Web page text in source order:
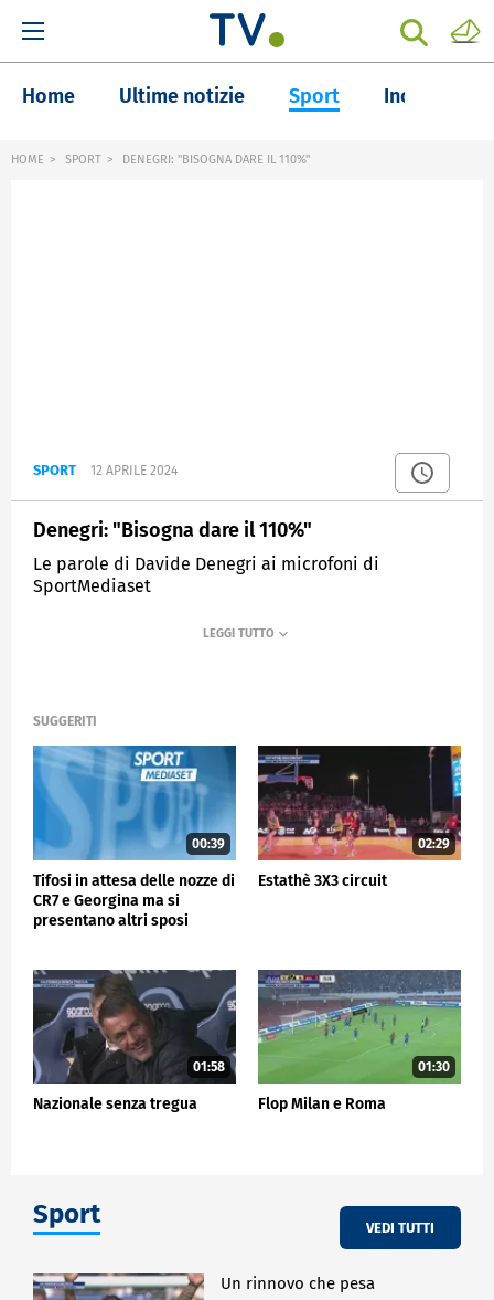
Home Ultime notizie Sport Inchieste
HOME SPORT DENEGRI: "BISOGNA DARE IL 110%"
SPORT 12 APRILE 2024
Denegri: "Bisogna dare il 110%"
Le parole di Davide Denegri ai microfoni di
SportMediaset
SPORTMEDIASET
SUGGERITI
00:39
Tifosi in attesa delle nozze di
CR7 e Georgina ma si
presentano altri sposi
02:29
Estathè 3X3 circuit
01:58
Nazionale senza tregua
01:30
Flop Milan e Roma
Sport VEDI TUTTI
Un rinnovo che pesa